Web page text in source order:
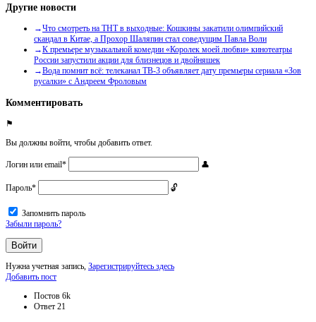
Другие новости
Что смотреть на ТНТ в выходные: Кошкины закатили олимпийский
скандал в Китае, а Прохор Шаляпин стал соведущим Павла Воли
К премьере музыкальной комедии «Королек моей любви» кинотеатры
России запустили акции для близнецов и двойняшек
Вода помнит всё: телеканал ТВ-3 объявляет дату премьеры сериала «Зов
русалки» с Андреем Фроловым
Комментировать
Вы должны войти, чтобы добавить ответ.
Логин или email*
Пароль*
Запомнить пароль
Забыли пароль?
Нужна учетная запись, Зарегистрируйтесь здесь
Боковая
Добавить пост
Статистика
Постов 6k
Ответ 21